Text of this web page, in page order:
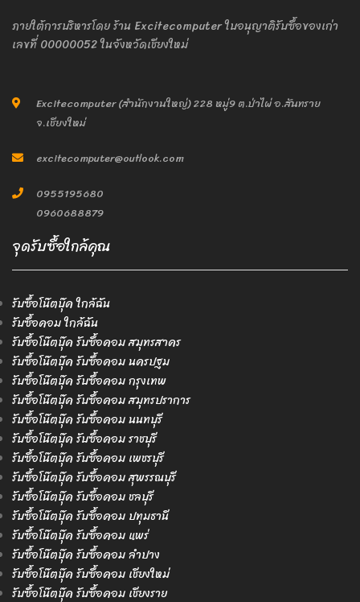
ภายใต้การบริหารโดย ร้าน Excitecomputer ใบอนุญาติรับซื้อของเก่า
เลขที่ 00000052 ในจังหวัดเชียงใหม่
Excitecomputer (สำนักงานใหญ่) 228 หมู่9 ต.ป่าไผ่ อ.สันทราย
จ.เชียงใหม่
excitecomputer@outlook.com
0955195680
0960688879
จุดรับซื้อใกล้คุณ
รับซื้อโน๊ตบุ๊ค ใกล้ฉัน
รับซื้อคอม ใกล้ฉัน
รับซื้อโน๊ตบุ๊ค รับซื้อคอม สมุทรสาคร
รับซื้อโน๊ตบุ๊ค รับซื้อคอม นครปฐม
รับซื้อโน๊ตบุ๊ค รับซื้อคอม กรุงเทพ
รับซื้อโน๊ตบุ๊ค รับซื้อคอม สมุทรปราการ
รับซื้อโน๊ตบุ๊ค รับซื้อคอม นนทบุรี
รับซื้อโน๊ตบุ๊ค รับซื้อคอม ราชบุรี
รับซื้อโน๊ตบุ๊ค รับซื้อคอม เพชรบุรี
รับซื้อโน๊ตบุ๊ค รับซื้อคอม สุพรรณบุรี
รับซื้อโน๊ตบุ๊ค รับซื้อคอม ชลบุรี
รับซื้อโน๊ตบุ๊ค รับซื้อคอม ปทุมธานี
รับซื้อโน๊ตบุ๊ค รับซื้อคอม แพร่
รับซื้อโน๊ตบุ๊ค รับซื้อคอม ลำปาง
รับซื้อโน๊ตบุ๊ค รับซื้อคอม เชียงใหม่
รับซื้อโน๊ตบุ๊ค รับซื้อคอม เชียงราย